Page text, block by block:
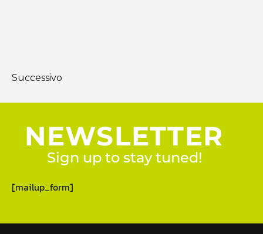
Successivo
NEWSLETTER
Sign up to stay tuned!
[mailup_form]